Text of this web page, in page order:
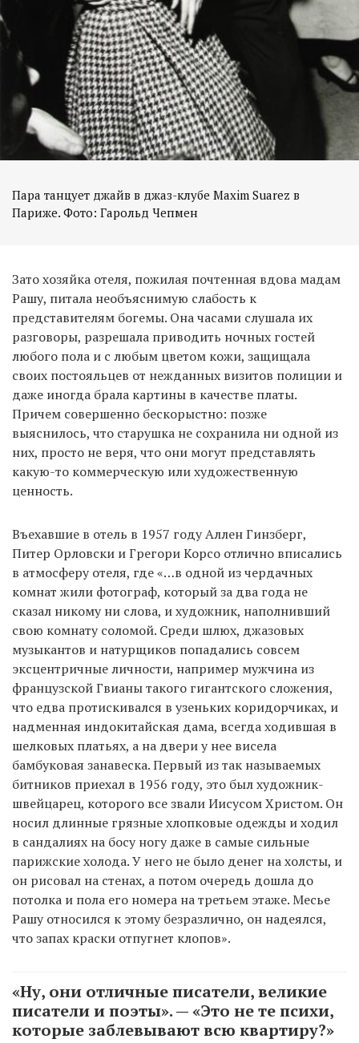
Пара танцует джайв в джаз-клубе Maxim Suarez в
Париже. Фото: Гарольд Чепмен
Зато хозяйка отеля, пожилая почтенная вдова мадам
Рашу, питала необъяснимую слабость к
представителям богемы. Она часами слушала их
разговоры, разрешала приводить ночных гостей
любого пола и с любым цветом кожи, защищала
своих постояльцев от нежданных визитов полиции и
даже иногда брала картины в качестве платы.
Причем совершенно бескорыстно: позже
выяснилось, что старушка не сохранила ни одной из
них, просто не веря, что они могут представлять
какую-то коммерческую или художественную
ценность.
Въехавшие в отель в 1957 году Аллен Гинзберг,
Питер Орловски и Грегори Корсо отлично вписались
в атмосферу отеля, где «…в одной из чердачных
комнат жили фотограф, который за два года не
сказал никому ни слова, и художник, наполнивший
свою комнату соломой. Среди шлюх, джазовых
музыкантов и натурщиков попадались совсем
эксцентричные личности, например мужчина из
французской Гвианы такого гигантского сложения,
что едва протискивался в узеньких коридорчиках, и
надменная индокитайская дама, всегда ходившая в
шелковых платьях, а на двери у нее висела
бамбуковая занавеска. Первый из так называемых
битников приехал в 1956 году, это был художник-
швейцарец, которого все звали Иисусом Христом. Он
носил длинные грязные хлопковые одежды и ходил
в сандалиях на босу ногу даже в самые сильные
парижские холода. У него не было денег на холсты, и
он рисовал на стенах, а потом очередь дошла до
потолка и пола его номера на третьем этаже. Месье
Рашу относился к этому безразлично, он надеялся,
что запах краски отпугнет клопов».
«Ну, они отличные писатели, великие
писатели и поэты». — «Это не те психи,
которые заблевывают всю квартиру?»